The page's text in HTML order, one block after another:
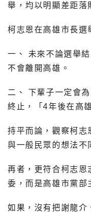
舉，均以明顯差距落
柯志恩在高雄市長選
一、 未來不論選舉
不會離開高雄。
二、 下輩子一定會
終止，「4年後在高
持平而論，觀察柯志
與一般民眾的想法不
再者，更符合柯志恩
委，而是高雄市黨部
如果，沒有把謝龍介